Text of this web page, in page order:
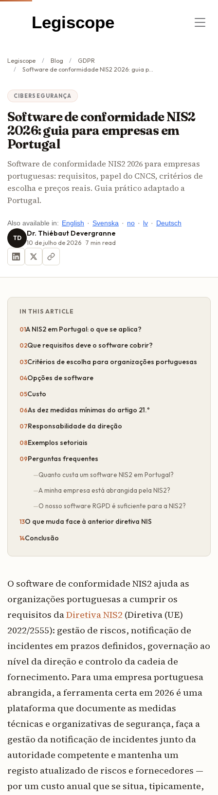
Legiscope
Legiscope Blog
GDPR
Software de conformidade NIS2 2026: guia para empresas em Portugal
CIBERSEGURANÇA
Software de conformidade NIS2
2026: guia para empresas em
Portugal
Software de conformidade NIS2 2026 para empresas
portuguesas: requisitos, papel do CNCS, critérios de
escolha e preços reais. Guia prático adaptado a
Portugal.
Also available in: English · Svenska · no · lv · Deutsch
TD Dr. Thiébaut Devergranne
10 de julho de 2026 7 min read
IN THIS ARTICLE
A NIS2 em Portugal: o que se aplica?
Que requisitos deve o software cobrir?
Critérios de escolha para organizações portuguesas
Opções de software
Custo
As dez medidas mínimas do artigo 21.º
Responsabilidade da direção
Exemplos setoriais
Perguntas frequentes
Quanto custa um software NIS2 em Portugal?
A minha empresa está abrangida pela NIS2?
O nosso software RGPD é suficiente para a NIS2?
O que muda face à anterior diretiva NIS
Conclusão
O software de conformidade NIS2 ajuda as
organizações portuguesas a cumprir os
requisitos daDiretiva NIS2 (Diretiva (UE)
2022/2555): gestão de riscos, notificação de
incidentes em prazos definidos, governação ao
nível da direção e controlo da cadeia de
fornecimento. Para uma empresa portuguesa
abrangida, a ferramenta certa em 2026 é uma
plataforma que documente as medidas
técnicas e organizativas de segurança, faça a
gestão da notificação de incidentes junto da
autoridade competente e mantenha um
registo atualizado de riscos e fornecedores —
por um custo anual que se situa, tipicamente,